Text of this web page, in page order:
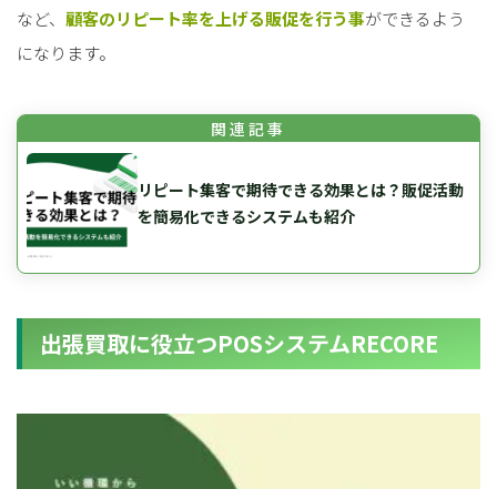
など、 顧客のリピート率を上げる販促を行う事ができるよう
になります。
リピート集客で期待できる効果とは？販促活動
を簡易化できるシステムも紹介
出張買取に役立つPOSシステムRECORE